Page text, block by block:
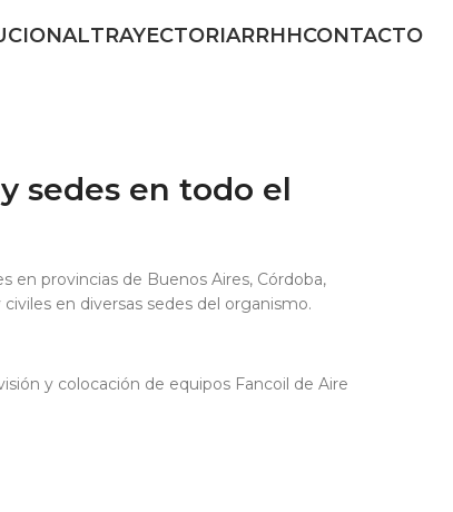
TRAYECTORIARRHHCONTACTO
sedes en todo el
en provincias de Buenos Aires, Córdoba,
en diversas sedes del organismo.
y colocación de equipos Fancoil de Aire